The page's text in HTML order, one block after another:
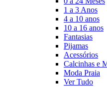
1 a 3 Anos
4 a 10 anos
10 a 16 anos
Fantasias
Pijamas
Acessórios
Calcinhas e
Moda Praia
Ver Tudo